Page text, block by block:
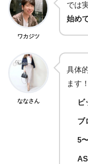
ワカジツ
では
始め
ななさん
具体
ます！
ビ
ブ
5